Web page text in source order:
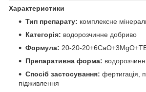
Характеристики
Тип препарату: комплексне
Категорія: водорозчинне добриво
Формула: 20-20-
Препаративна форма:
Спосіб застосування: фертигація,
підживлення